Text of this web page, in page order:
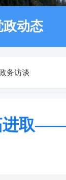
政动态
务访谈
取——